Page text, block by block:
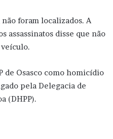
foram localizados. A
assassinatos disse que não
de Osasco como homicídio
pela Delegacia de
(DHPP).